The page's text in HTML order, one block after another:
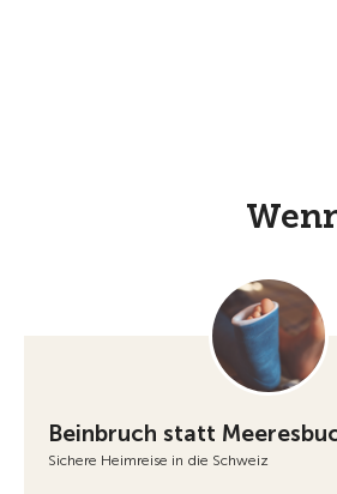
Beinbruch statt
Sichere Heimreise in die Schweiz